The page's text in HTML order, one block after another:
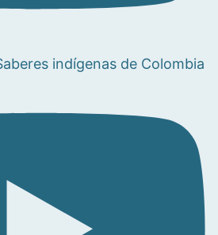
Saberes indígenas de Colombia